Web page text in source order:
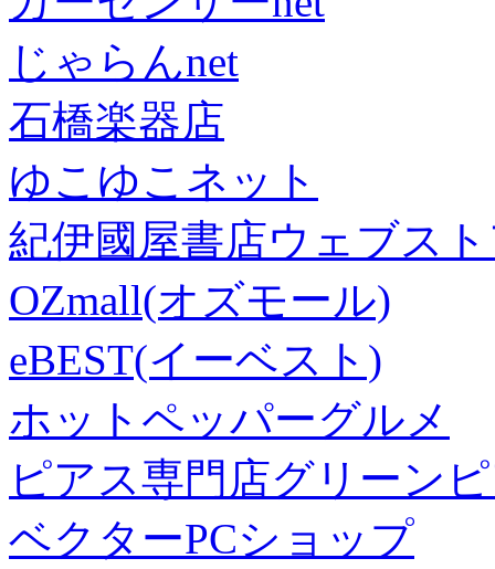
じゃらんnet
石橋楽器店
ゆこゆこネット
紀伊國屋書店ウェブス
OZmall(オズモール)
eBEST(イーベスト)
ホットペッパーグルメ
ピアス専門店グリーン
ベクターPCショップ